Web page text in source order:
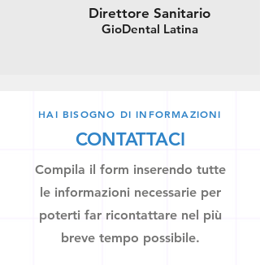
Direttore Sanitario
GioDental Latina
HAI BISOGNO DI INFORMAZIONI
CONTATTACI
Compila il form inserendo tutte
le informazioni necessarie per
poterti far ricontattare nel più
breve tempo possibile.